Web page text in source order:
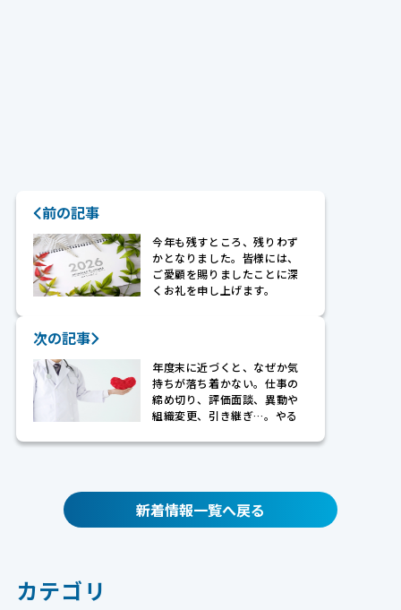
前の記事
今年も残すところ、残りわず
かとなりました。皆様には、
ご愛顧を賜りましたことに深
くお礼を申し上げます。
次の記事
年度末に近づくと、なぜか気
持ちが落ち着かない。仕事の
締め切り、評価面談、異動や
組織変更、引き継ぎ…。やる
新着情報一覧へ戻る
カテゴリ